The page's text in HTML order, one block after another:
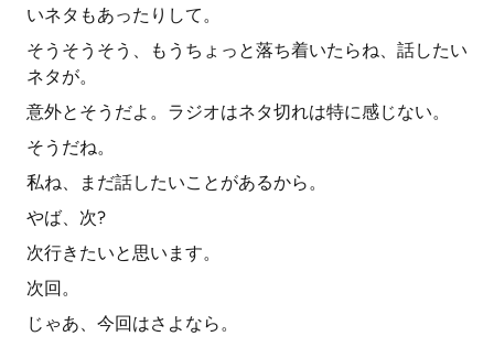
いネタもあったりして。
そうそうそう、もうちょっと落ち着いたらね、話したい
ネタが。
意外とそうだよ。ラジオはネタ切れは特に感じない。
そうだね。
私ね、まだ話したいことがあるから。
やば、次?
次行きたいと思います。
次回。
じゃあ、今回はさよなら。